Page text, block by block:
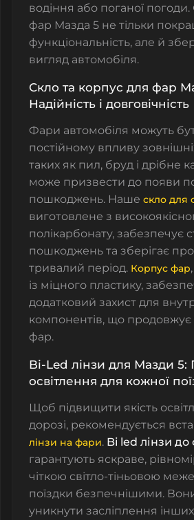
водіння або поганої
фар Мазда 5 не тільки
функціональність, але й
вигляд автомобіля.
Скло та корпус для фар
Надійність і довговічність
Фари автомобіля можуть
постійному впливу
таких як пил, бруд і дрібне
може призвести до появи
пошкоджень. Наше скло для
виготовлене з
полікарбонату, забезпечує
пошкоджень та зберігає
тривалий період. Корпус фар
із міцного пластику,
додатковий захист для
компонентів, що
фар.
Bi-Led лінзи для Мазди
освітлення для кожної
Щоб підвищити якість
дорозі, рекомендується
лінзи на фари. Bi led лінзи до
гарантують яскраве,
чіткою світло-тіньовою
поїздки безпечнішими.
уникнути засліплення інших